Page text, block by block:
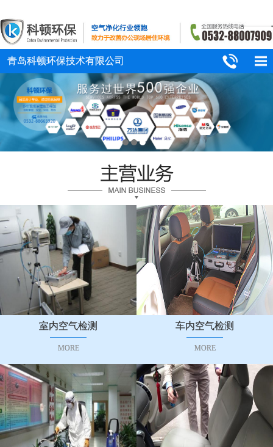
青岛科顿环保技术有限公司
室内空气检测
MORE
车内空气检测
MORE